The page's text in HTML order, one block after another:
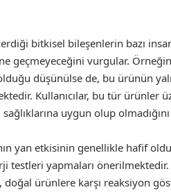
bitkisel bileşenlerin bazı
geçmeyeceğini vurgular.
düşünülse de, bu ürünün
Kullanıcılar, bu tür ürünler
uygun olup
yan etkisinin genellikle hafif
testleri yapmaları önerilmektedir.
doğal ürünlere karşı reaksiyon